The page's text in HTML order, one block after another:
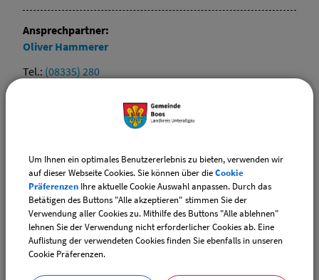
Ansprechpartner:
OliverHammerer
Tel.: (08335) 280
Tel.:(08335) 234
E-Mail:heimertingen@vg-boos.de
Ansprechpartner:
HelmutErben
Tel.:(08335) 9829-0
Um Ihnen ein optimales Benutzererlebnis zu bieten, verwenden wir
auf dieser Webseite Cookies. Sie können über dieCookie
Präferenzen Ihre aktuelle Cookie Auswahl anpassen. Durch das
Betätigen des Buttons "Alle akzeptieren" stimmen Sie der
Verwendung aller Cookies zu. Mithilfe des Buttons "Alle ablehnen"
lehnen Sie der Verwendung nicht erforderlicher Cookies ab. Eine
Auflistung der verwendeten Cookies finden Sie ebenfalls in unseren
Cookie Präferenzen.